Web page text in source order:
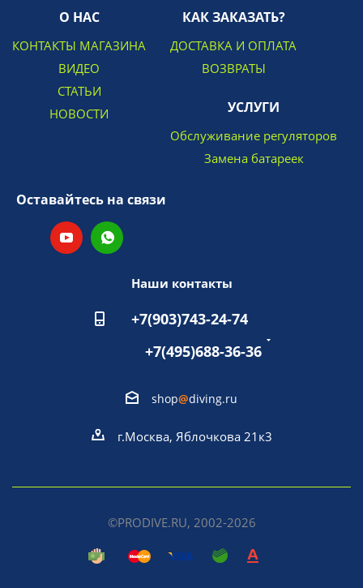
О НАС
КОНТАКТЫ МАГАЗИНА
ВИДЕО
СТАТЬИ
НОВОСТИ
КАК ЗАКАЗАТЬ?
ДОСТАВКА И ОПЛАТА
ВОЗВРАТЫ
УСЛУГИ
Обслуживание регуляторов
Замена батареек
Оставайтесь на связи
Наши контакты
+7(903)743-24-74
+7(495)688-36-36
shop@diving.ru
г.Москва, Яблочкова 21к3
©PRODIVE.RU, 2002-2026